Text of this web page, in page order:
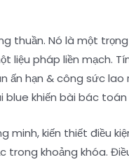
thuần. Nó là một
liệu pháp liền mạch.
ấn hạn & công sức
khiến bài bác
kiến thiết điều
khoảng khóa.